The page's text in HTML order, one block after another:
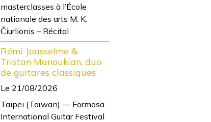
masterclasses à l’École
nationale des arts M. K.
Čiurlionis – Récital
Rémi Jousselme &
Tristan Manoukian, duo
de guitares classiques
Le 21/08/2026
Taipei (Taïwan) — Formosa
International Guitar Festival